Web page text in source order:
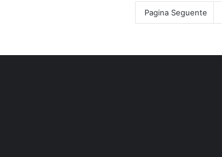
Pagina Seguente